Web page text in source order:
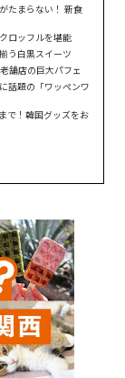
たまらない！ 新食
ロッフルを堪能
う白黒スイーツ
舗店の巨大パフェ
話題の「ワッペンワ
で！韓国グッズをお